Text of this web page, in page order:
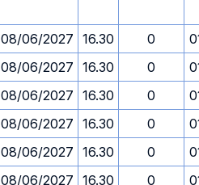
08/06/2027 16.30 0
08/06/2027 16.30 0
08/06/2027 16.30 0
08/06/2027 16.30 0
08/06/2027 16.30 0
08/06/2027 16.30 0